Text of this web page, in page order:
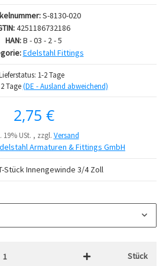
S-8130-020
4251186732186
HAN:B - 03 - 2 - 5
Edelstahl Fittings
1-2 Tage
Tage(DE - Ausland abweichend)
2,75 €
19% USt. , zzgl. Versand
Armaturen & Fittings GmbH
Stück Innengewinde 3/4 Zoll
Stück